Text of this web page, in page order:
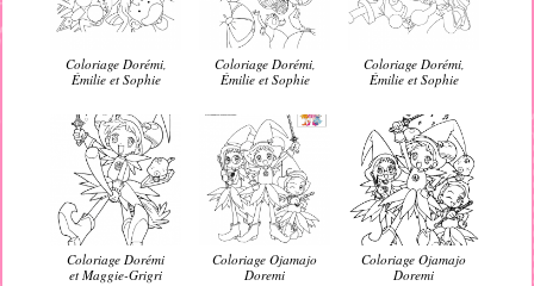
Coloriage Dorémi,
Émilie et Sophie
Coloriage Dorémi,
Émilie et Sophie
Coloriage Dorémi,
Émilie et Sophie
Coloriage Dorémi
et Maggie-Grigri
Coloriage Ojamajo
Doremi
Coloriage Ojamajo
Doremi